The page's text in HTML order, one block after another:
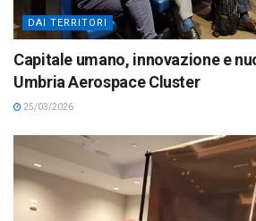
DAI TERRITORI
Capitale umano, innovazione e
Umbria Aerospace Cluster
25/03/2026